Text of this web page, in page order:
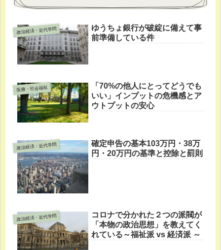
政治経済・近代学問
ゆうちょ銀行が破綻に備えて事
前準備している件
医療・社会福祉
「70%の他人にとってどうでも
いい」インプットの危機感とア
ウトプットの安心
政治経済・近代学問
確定申告の基本103万円・38万
円・20万円の基準と控除と罰則
政治経済・近代学問
コロナで分かれた２つの派閥が
「本物の政治思想」を教えてく
れている～福祉派 vs 経済派 ～